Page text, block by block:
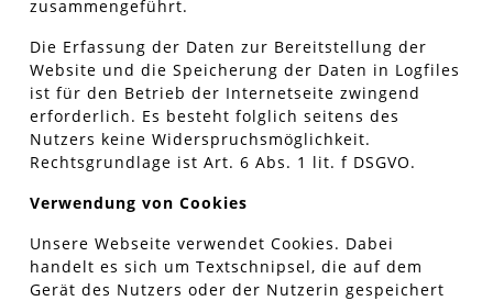
zusammengeführt.
Die Erfassung der Daten zur Bereitstellung der
Website und die Speicherung der Daten in Logfiles
ist für den Betrieb der Internetseite zwingend
erforderlich. Es besteht folglich seitens des
Nutzers keine Widerspruchsmöglichkeit.
Rechtsgrundlage ist Art. 6 Abs. 1 lit. f DSGVO.
Verwendung von Cookies
Unsere Webseite verwendet Cookies. Dabei
handelt es sich um Textschnipsel, die auf dem
Gerät des Nutzers oder der Nutzerin gespeichert